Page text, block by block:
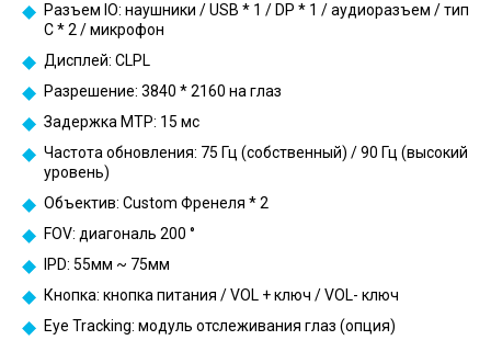
Разъем IO: наушники / USB * 1 / DP * 1 / аудиоразъем / тип
C * 2 / микрофон
Дисплей: CLPL
Разрешение: 3840 * 2160 на глаз
Задержка MTP: 15 мс
Частота обновления: 75 Гц (собственный) / 90 Гц (высокий
уровень)
Объектив: Custom Френеля * 2
FOV: диагональ 200 °
IPD: 55мм ~ 75мм
Кнопка: кнопка питания / VOL + ключ / VOL- ключ
Eye Tracking: модуль отслеживания глаз (опция)